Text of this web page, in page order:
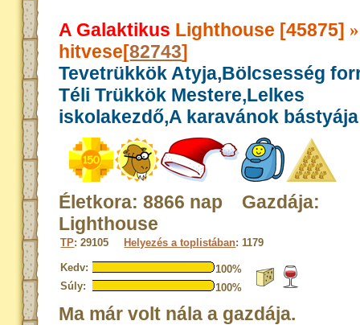
A Galaktikus Lighthouse [45875] »
hitvese[82743]
Tevetrükkök Atyja,Bölcsesség
Téli Trükkök Mestere,Lelkes
iskolakezdő,A karavánok bástyája
Életkora: 8866 nap Gazdája:
Lighthouse
TP: 29105 Helyezés a toplistában: 1179
Kedv:
100%
Súly:
100%
Ma már volt nála a gazdája.